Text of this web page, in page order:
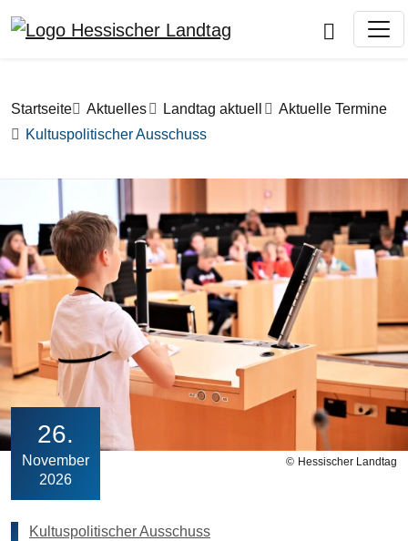
Pfadnavigation
Startseite Aktuelles Landtag aktuell
Aktuelle Termine
Kultuspolitischer Ausschuss
Hessischer Landtag
26
November
2026
Kultuspolitischer Ausschuss